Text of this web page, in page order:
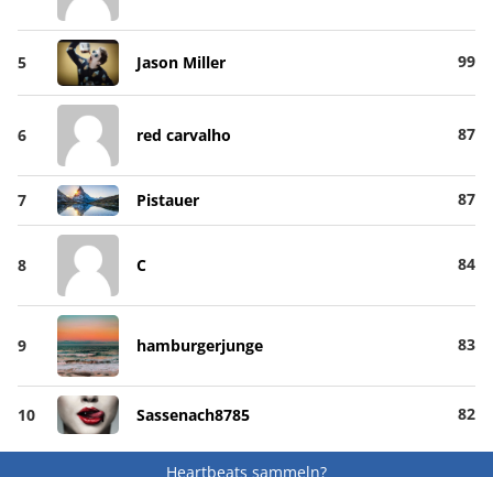
5 Jason Miller 99
6 red carvalho 87
7 Pistauer 87
8 C 84
9 hamburgerjunge 83
10 Sassenach8785 82
Heartbeats sammeln?